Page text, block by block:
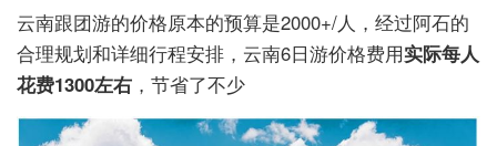
云南跟团游的价格原本的预算是2000+/人，经过阿石的
合理规划和详细行程安排，云南6日游价格费用实际每人
花费1300左右 ，节省了不少